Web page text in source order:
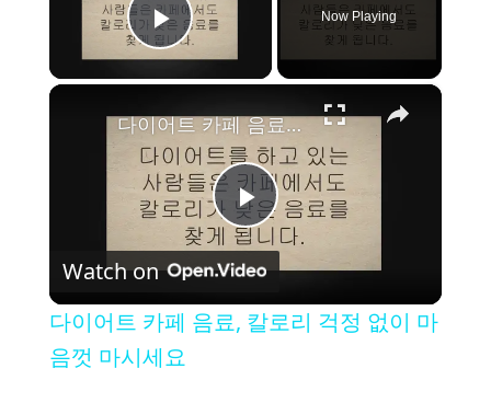
Play Video
Now Playing
×
P
다이어트 카페 음료, 칼로리 걱정 없이 마음껏 마시세요
Watch on
다이어트 카페 음료, 칼로리 걱정 없이 마
음껏 마시세요